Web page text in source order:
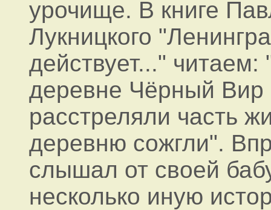
урочище. В книге
Лукницкого
действует..." читаем:
деревне Чёрный Вир
расстреляли часть
деревню сожгли".
слышал от своей
несколько иную